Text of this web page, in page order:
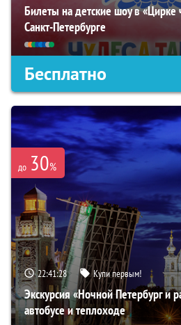
Билеты на детские шоу в «Цирке
Санкт-Петербурге
Бесплатно
до 30%
22:41:27 Купи первым!
Экскурсия «Ночной Петербург и
автобусе и теплоходе